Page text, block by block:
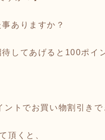
ありますか？
してあげると100ポイ
トでお買い物割引き
頂くと、